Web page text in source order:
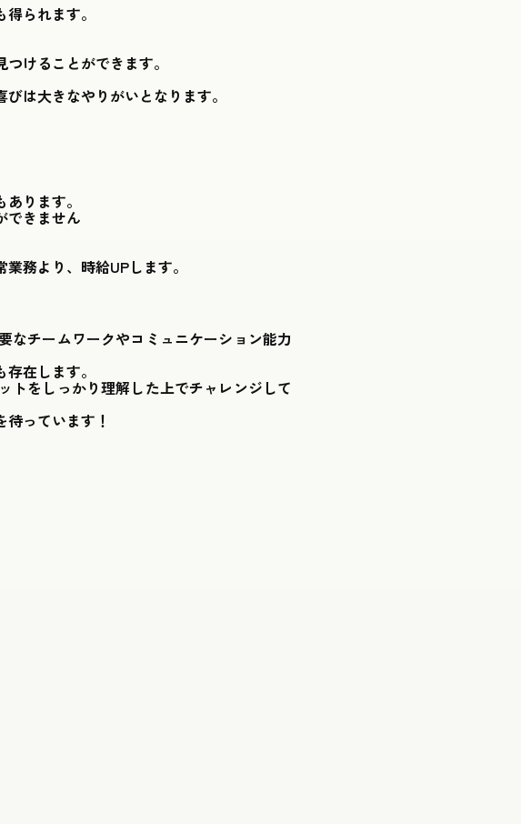
られます。
けることができます。
は大きなやりがいとなります。
ります。
できません
務より、時給UPします。
なチームワークやコミュニケーション能力
在します。
トをしっかり理解した上でチャレンジして
っています！